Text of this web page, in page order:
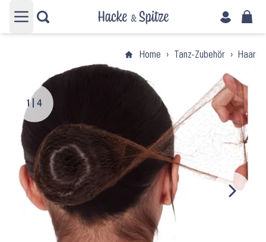
Hauptmenü öffnen
Home › Tanz-Zubehör ›
1| 4